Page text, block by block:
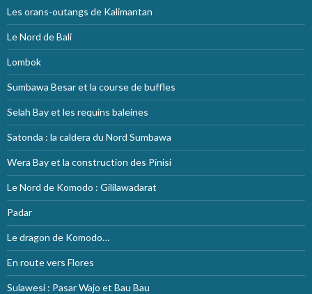
Les orans-outangs de Kalimantan
Le Nord de Bali
Lombok
Sumbawa Besar et la course de buffles
Selah Bay et les requins baleines
Satonda : la caldera du Nord Sumbawa
Wera Bay et la construction des Pinisi
Le Nord de Komodo : Gililawadarat
Padar
Le dragon de Komodo…
En route vers Flores
Sulawesi : Pasar Wajo et Bau Bau